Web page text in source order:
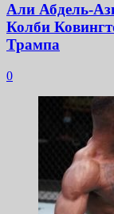
Али Абдель-
Колби
Трампа
0